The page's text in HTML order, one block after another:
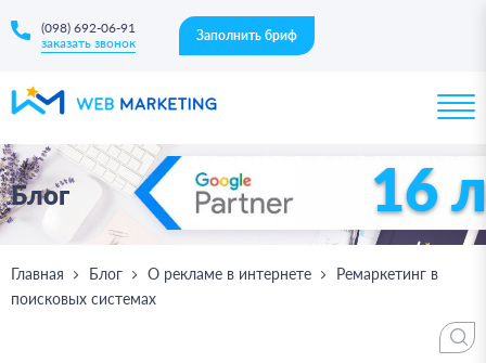
(098) 692-06-91
заказать звонок
Заполнить бриф
Блог 16
Главная Блог О рекламе в интернете
Ремаркетинг в
поисковых системах